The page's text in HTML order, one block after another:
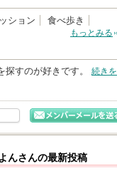
ション 食べ歩き
もっとみる
探すのが好きです。 続きを
んさんの最新投稿